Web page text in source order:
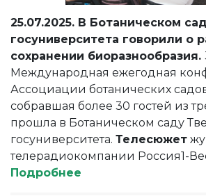
25.07.2025. В Ботаническом
госуниверситета говорили о
сохранении биоразнообразия.
Международная ежегодная
Ассоциации ботанических
собравшая более 30 гостей из
прошла в Ботаническом саду
госуниверситета. Телесюжет
телерадиокомпании Россия1-
Подробнее